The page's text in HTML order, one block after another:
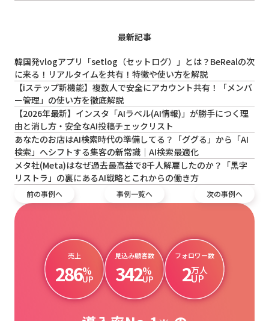
最新記事
韓国発vlogアプリ「setlog（セットログ）」とは？BeRealの次
に来る！リアルタイムを共有！特徴や使い方を解説
【iステップ新機能】複数人で安全にアカウント共有！「メンバ
ー管理」の使い方を徹底解説
【2026年最新】インスタ「AIラベル(AI情報)」が勝手につく理
由と消し方・安全なAI投稿チェックリスト
あなたのお店はAI検索時代の準備してる？「ググる」から「AI
検索」へシフトする集客の新常識｜AI検索最適化
メタ社(Meta)はなぜ過去最高益で8千人解雇したのか？「黒字
リストラ」の裏にあるAI戦略とこれからの働き方
前の事例へ 事例一覧へ 次の事例へ
売上
286%
UP
見込み顧客数
342%
UP
フォロワー数
2万人
UP